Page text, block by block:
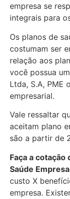
empresa se
integrais para
Os planos de
costumam ser
relação aos
você possua
Ltda, S.A, PME
empresarial.
Vale ressaltar
aceitam plano
são a partir de
Faça a cotação
Saúde
custo X
empresa.